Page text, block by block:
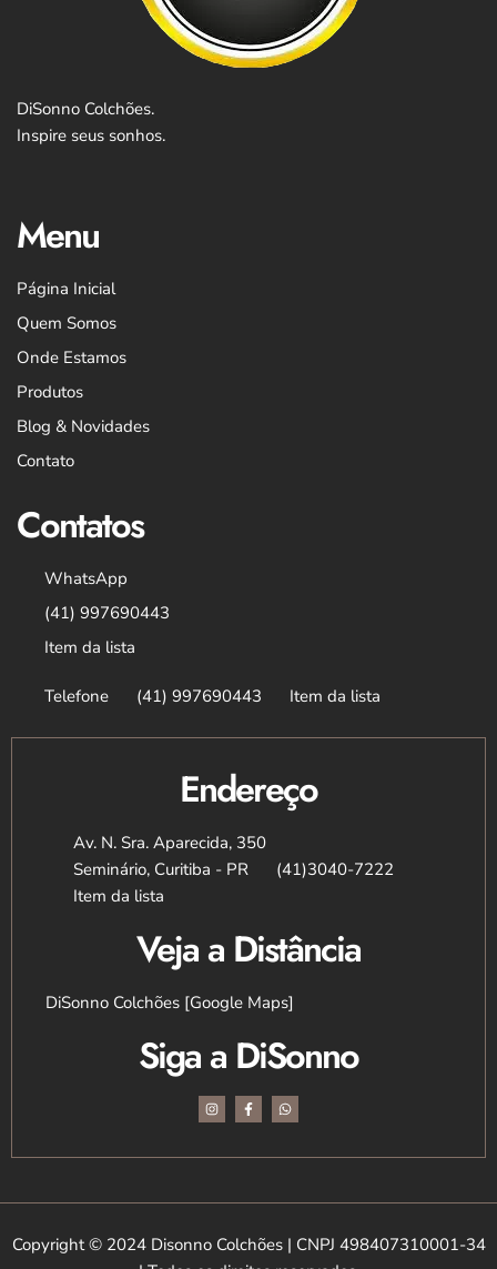
DiSonno Colchões.
Inspire seus sonhos.
Menu
Página Inicial
Quem Somos
Onde Estamos
Produtos
Blog & Novidades
Contato
Contatos
WhatsApp
(41) 997690443
Item da lista
Telefone (41) 997690443 Item da lista
Endereço
Av. N. Sra. Aparecida, 350
Seminário, Curitiba - PR
(41)3040-7222
Item da lista
Veja a Distância
DiSonno Colchões [Google Maps]
Siga a DiSonno
I
n
s
a
m
F
a
c
b
-
W
h
a
s
Copyright © 2024 Disonno Colchões | CNPJ 498407310001-34